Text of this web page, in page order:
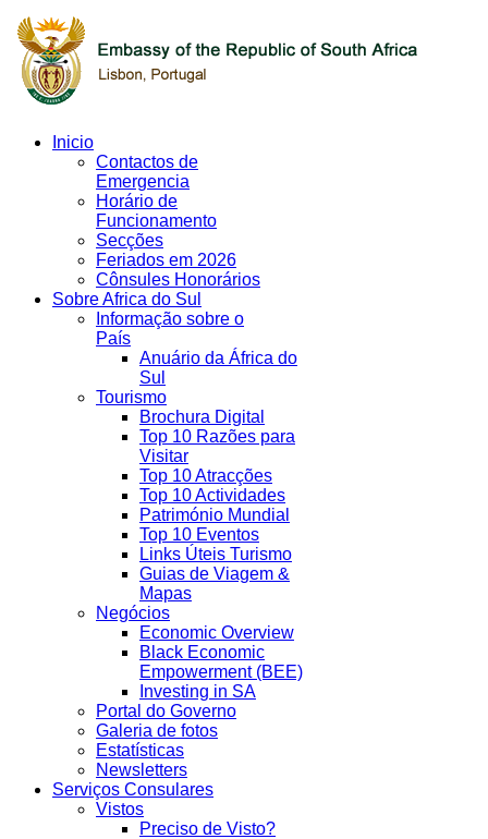
Inicio
Contactos de
Emergencia
Horário de
Funcionamento
Secções
Feriados em 2026
Cônsules Honorários
Sobre Africa do Sul
Informação sobre o
País
Anuário da África do
Sul
Tourismo
Brochura Digital
Top 10 Razões para
Visitar
Top 10 Atracções
Top 10 Actividades
Património Mundial
Top 10 Eventos
Links Úteis Turismo
Guias de Viagem &
Mapas
Negócios
Economic Overview
Black Economic
Empowerment (BEE)
Investing in SA
Portal do Governo
Galeria de fotos
Estatísticas
Newsletters
Serviços Consulares
Vistos
Preciso de Visto?